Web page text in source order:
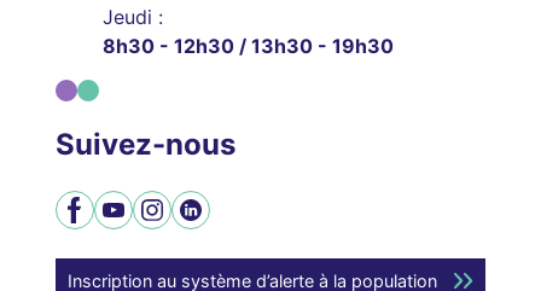
Jeudi :
8h30 - 12h30 / 13h30 - 19h30
Suivez-nous
Facebook
YouTubeInstagram
LinkedIn
Inscription au système d’alerte à la population